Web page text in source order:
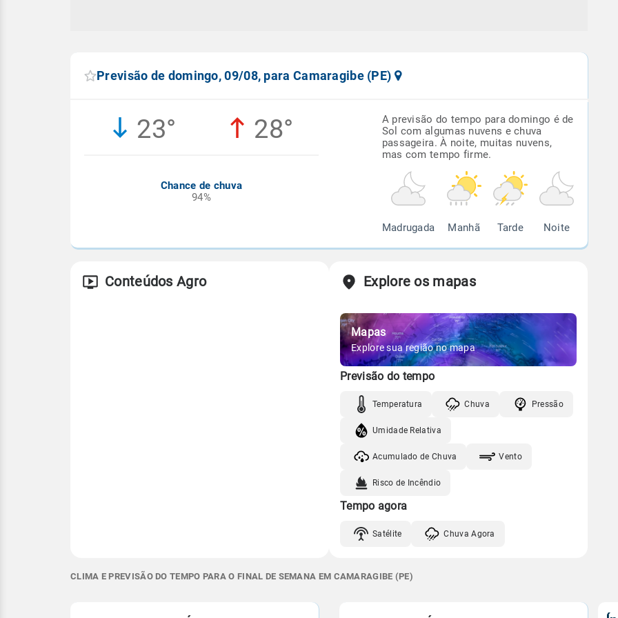
Previsão de domingo, 09/08, para Camaragibe (PE)
23° 28°
Chance de chuva
94%
A previsão do tempo para domingo é de
Sol com algumas nuvens e chuva
passageira. À noite, muitas nuvens,
mas com tempo firme.
Madrugada Manhã Tarde Noite
Conteúdos Agro Explore os mapas
Mapas
Explore sua região no mapa
Previsão do tempo
Temperatura Chuva Pressão
Umidade Relativa
Acumulado de Chuva Vento
Risco de Incêndio
Tempo agora
Satélite Chuva Agora
CLIMA E PREVISÃO DO TEMPO PARA O FINAL DE SEMANA EM CAMARAGIBE (PE)